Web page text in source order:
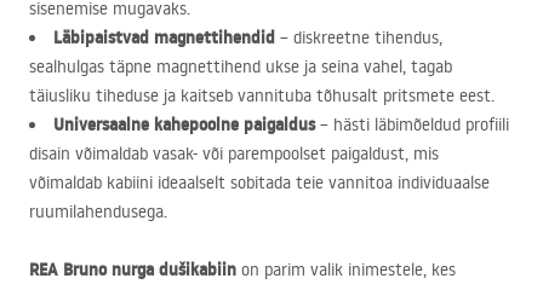
sisenemise mugavaks.
Läbipaistvad magnettihendid – diskreetne tihendus,
sealhulgas täpne magnettihend ukse ja seina vahel, tagab
täiusliku tiheduse ja kaitseb vannituba tõhusalt pritsmete eest.
Universaalne kahepoolne paigaldus– hästi läbimõeldud profiili
disain võimaldab vasak- või parempoolset paigaldust, mis
võimaldab kabiini ideaalselt sobitada teie vannitoa individuaalse
ruumilahendusega.
REA Bruno nurga dušikabiin on parim valik inimestele, kes